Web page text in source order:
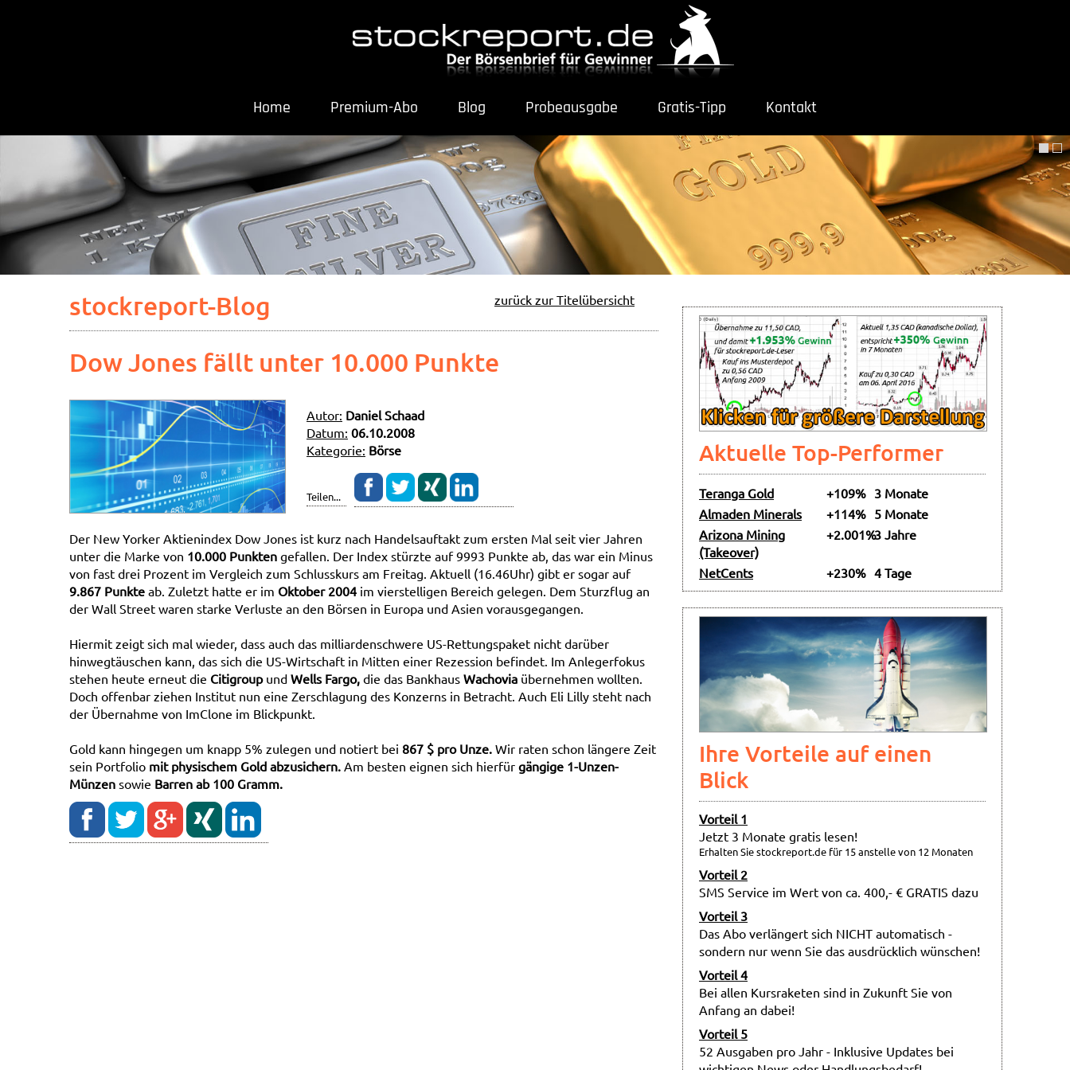
Home Premium-Abo Blog Probeausgabe Gratis-Tipp Kontakt
stockreport-Blog zurück zur Titelübersicht
Dow Jones fällt unter 10.000 Punkte
Autor: Daniel Schaad
Datum: 06.10.2008
Kategorie: Börse
Teilen...
Der New Yorker Aktienindex Dow Jones ist kurz nach Handelsauftakt zum ersten Mal seit vier Jahren
unter die Marke von 10.000 Punkten gefallen. Der Index stürzte auf 9993 Punkte ab, das war ein Minus
von fast drei Prozent im Vergleich zum Schlusskurs am Freitag. Aktuell (16.46Uhr) gibt er sogar auf
9.867 Punkte ab. Zuletzt hatte er im Oktober 2004 im vierstelligen Bereich gelegen. Dem Sturzflug an
der Wall Street waren starke Verluste an den Börsen in Europa und Asien vorausgegangen.
Hiermit zeigt sich mal wieder, dass auch das milliardenschwere US-Rettungspaket nicht darüber
hinwegtäuschen kann, das sich die US-Wirtschaft in Mitten einer Rezession befindet. Im Anlegerfokus
stehen heute erneut die Citigroupund Wells Fargo, die das Bankhaus Wachovia übernehmen wollten.
Doch offenbar ziehen Institut nun eine Zerschlagung des Konzerns in Betracht. Auch Eli Lilly steht nach
der Übernahme von ImClone im Blickpunkt.
Gold kann hingegen um knapp 5% zulegen und notiert bei 867 $ pro Unze. Wir raten schon längere Zeit
sein Portfolio mit physischem Gold abzusichern. Am besten eignen sich hierfür gängige 1-Unzen-
Münzen sowie Barren ab 100 Gramm.
Aktuelle Top-Performer
Teranga Gold +109% 3 Monate
Almaden Minerals
+114% 5 Monate
Arizona Mining
(Takeover)
+2.001%3 Jahre
NetCents +230% 4 Tage
Ihre Vorteile auf einen
Blick
Vorteil 1
Jetzt 3 Monate gratis lesen!
Erhalten Sie stockreport.de für 15 anstelle von 12 Monaten
Vorteil 2
SMS Service im Wert von ca. 400,- € GRATIS dazu
Vorteil 3
Das Abo verlängert sich NICHT automatisch -
sondern nur wenn Sie das ausdrücklich wünschen!
Vorteil 4
Bei allen Kursraketen sind in Zukunft Sie von
Anfang an dabei!
Vorteil 5
52 Ausgaben pro Jahr - Inklusive Updates bei